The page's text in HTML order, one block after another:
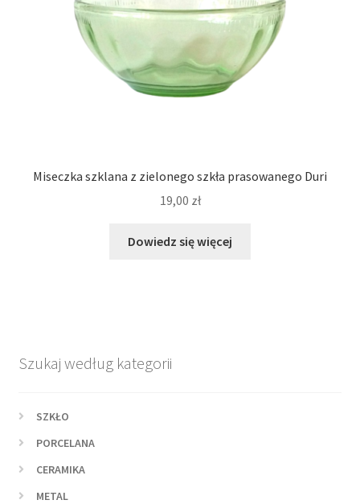
Miseczka szklana z zielonego szkła prasowanego Duri
19,00 zł
Dowiedz się więcej
Szukaj według kategorii
SZKŁO
PORCELANA
CERAMIKA
METAL